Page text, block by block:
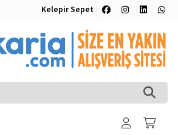
Kelepir Sepet